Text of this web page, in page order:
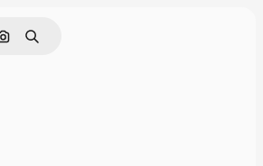
Поиск по изображению
Поиск